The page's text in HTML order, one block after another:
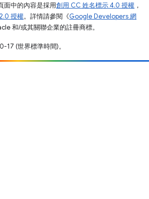
面中的內容是採用創用 CC 姓名標示 4.0 授權 ，
授權。詳情請參閱《Google Developers 網
和/或其關聯企業的註冊商標。
17 (世界標準時間)。